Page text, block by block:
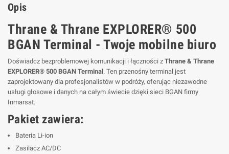
Opis
Thrane & Thrane EXPLORER® 500
BGAN Terminal - Twoje mobilne biuro
Doświadcz bezproblemowej komunikacji i łączności z Thrane & Thrane
EXPLORER® 500 BGAN Terminal. Ten przenośny terminal jest
zaprojektowany dla profesjonalistów w podróży, oferując niezawodne
usługi głosowe i danych na całym świecie dzięki sieci BGAN firmy
Inmarsat.
Pakiet zawiera:
Bateria Li-ion
Zasilacz AC/DC